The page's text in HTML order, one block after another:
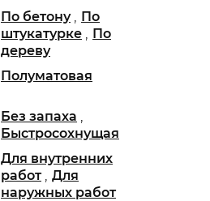
По бетону , По
штукатурке , По
дереву
Полуматовая
Без запаха ,
Быстросохнущая
Для внутренних
работ , Для
наружных работ